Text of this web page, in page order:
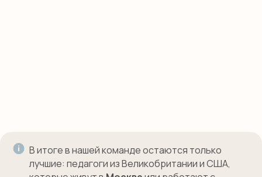
В итоге в нашей команде остаются только
лучшие: педагоги из Великобритании и США,